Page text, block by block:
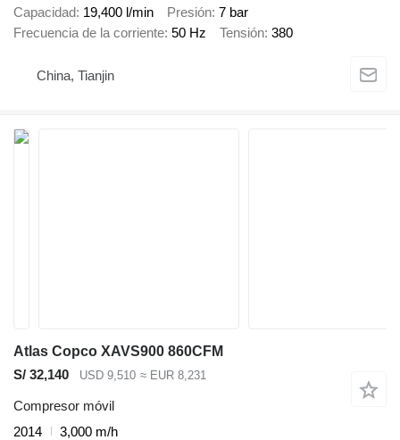
Capacidad 19,400 l/min Presión 7 bar
Frecuencia de la corriente 50 Hz Tensión 380
China, Tianjin
Atlas Copco XAVS900 860CFM
S/ 32,140
USD 9,510 ≈ EUR 8,231
Compresor móvil
2014
3,000 m/h